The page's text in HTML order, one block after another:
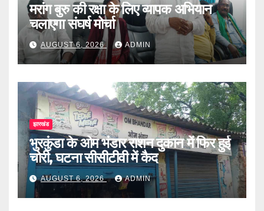
मरांग बुरु की रक्षा के लिए व्यापक अभियान
चलाएगा संघर्ष मोर्चा
AUGUST 6, 2026 ADMIN
झारखंड
भुरकुंडा के ओम भंडार राशन दुकान में फिर हुई
चोरी, घटना सीसीटीवी में कैद
AUGUST 6, 2026 ADMIN